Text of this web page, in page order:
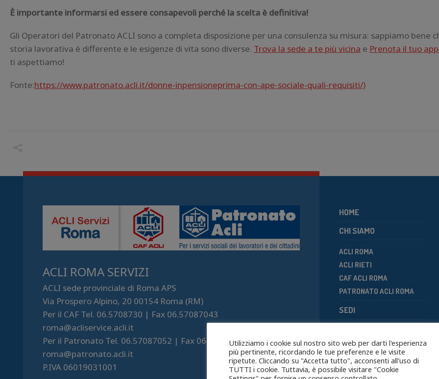
È importante informarsi ed essere consapevoli perché la scelta è definitiva!
Gli Operatori del Patronato ACLI sono a completa disposizione per una consulenza su misura: sappiamo bene
storia lavorativa è differente e le esigenze di vita sono diverse. Trova la sede a te più vicina e Prenota il tuo
ti aspettiamo!
Fonte:https://www.patronato.acli.it/donne-inpensioneprima-con-ape-sociale-quali-requisiti/)
ACLI ROMA SERVIZI
ACLI sede provinciale di Roma APS
Via Prospero Alpino, 20 00154 Roma (RM)
Per il CAF Tel. 06.5708730 | Fax 06.57087043
roma@acliservice.acli.it
Per il Patronato Tel. 06.57087052 | Fax 06.57087043
roma@patronato.acli.it
P.IVA 06019031001
HOME
CHI SIAMO
ACLI ROMA
ACLI RIETI
CAF ACLI ROMA
PATRONATO ACLI ROMA
SEDI
NOTIZIE
EMERGENZA UCRAINA
Utilizziamo i cookie sul nostro sito web per darti l'esperienza
più pertinente, ricordando le tue preferenze e le visite
ripetute. Cliccando su "Accetta tutto", acconsenti all'uso di
TUTTI i cookie. Tuttavia, è possibile visitare "Cookie